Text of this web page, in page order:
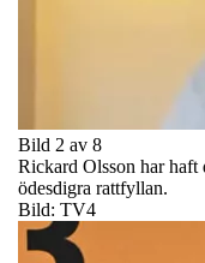
Bild 2 av 8
Rickard Olsson har haft
ödesdigra rattfyllan.
Bild: TV4